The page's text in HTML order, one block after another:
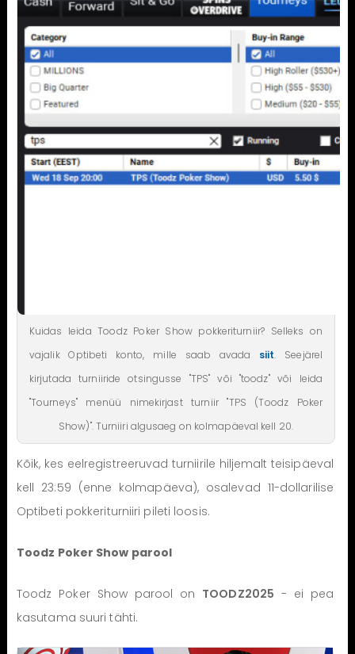
Kuidas leida Toodz Poker Show pokkeriturniir? Selleks on
vajalik Optibeti konto, mille saab avada siit. Seejärel
kirjutada turniiride otsingusse "TPS" või "toodz" või leida
"Tourneys" menüü nimekirjast turniir "TPS (Toodz Poker
Show)". Turniiri algusaeg on kolmapäeval kell 20.
Kõik, kes eelregistreeruvad turniirile hiljemalt teisipäeval
kell 23:59 (enne kolmapäeva), osalevad 11-dollarilise
Optibeti pokkeriturniiri pileti loosis.
Toodz Poker Show parool
Toodz Poker Show parool on TOODZ2025 - ei pea
kasutama suuri tähti.